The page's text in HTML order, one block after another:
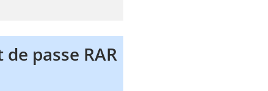
passe RAR